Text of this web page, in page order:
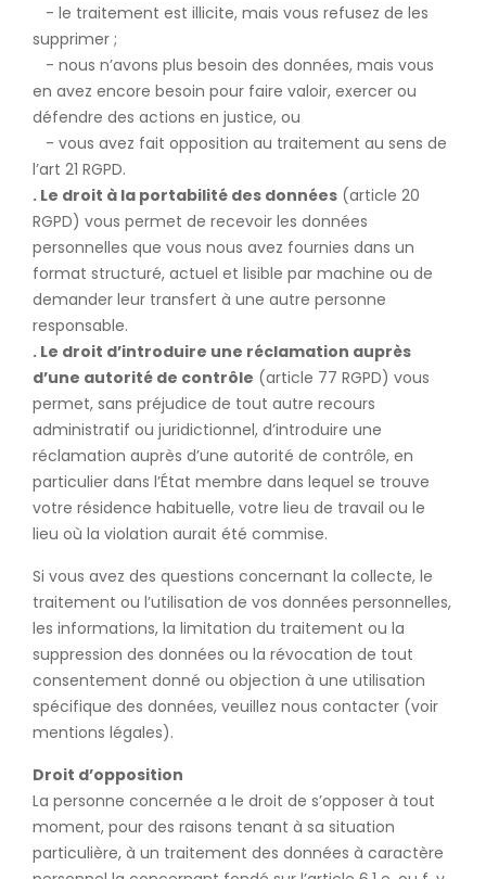
- le traitement est illicite, mais vous refusez de les
supprimer ;
- nous n’avons plus besoin des données, mais vous
en avez encore besoin pour faire valoir, exercer ou
défendre des actions en justice, ou
- vous avez fait opposition au traitement au sens de
l’art 21 RGPD.
. Le droit à la portabilité des données (article 20
RGPD) vous permet de recevoir les données
personnelles que vous nous avez fournies dans un
format structuré, actuel et lisible par machine ou de
demander leur transfert à une autre personne
responsable.
. Le droit d’introduire une réclamation auprès
d’une autorité de contrôle (article 77 RGPD) vous
permet, sans préjudice de tout autre recours
administratif ou juridictionnel, d’introduire une
réclamation auprès d’une autorité de contrôle, en
particulier dans l’État membre dans lequel se trouve
votre résidence habituelle, votre lieu de travail ou le
lieu où la violation aurait été commise.
Si vous avez des questions concernant la collecte, le
traitement ou l’utilisation de vos données personnelles,
les informations, la limitation du traitement ou la
suppression des données ou la révocation de tout
consentement donné ou objection à une utilisation
spécifique des données, veuillez nous contacter (voir
mentions légales).
Droit d’opposition
La personne concernée a le droit de s’opposer à tout
moment, pour des raisons tenant à sa situation
particulière, à un traitement des données à caractère